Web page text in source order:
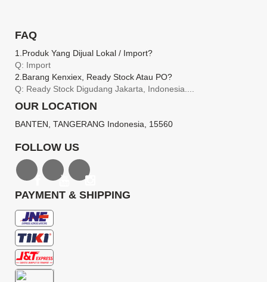
FAQ
1.produk Yang Dijual Lokal / Import?
Q: Import
2.barang Kenxiex, Ready Stock Atau PO?
Q: Ready Stock Digudang Jakarta, Indonesia....
OUR LOCATION
BANTEN, TANGERANG Indonesia, 15560
FOLLOW US
PAYMENT & SHIPPING